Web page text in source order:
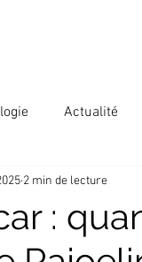
Actualité
Lifestyle
:
2 min de lecture